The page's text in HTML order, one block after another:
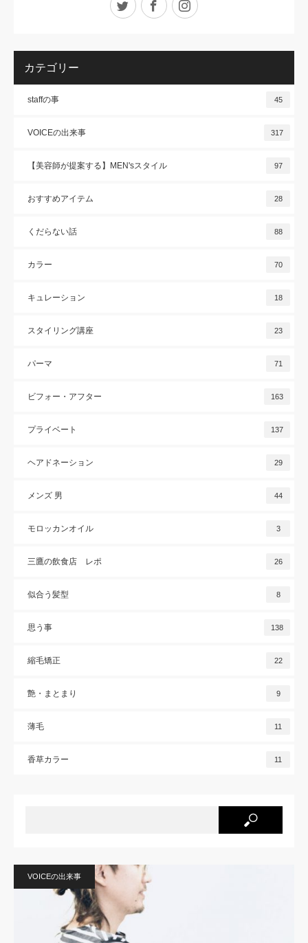
カテゴリー
staffの事 45
VOICEの出来事 317
【美容師が提案する】MEN'sスタイル 97
おすすめアイテム 28
くだらない話 88
カラー 70
キュレーション 18
スタイリング講座 23
パーマ 71
ビフォー・アフター 163
プライベート 137
ヘアドネーション 29
メンズ 男 44
モロッカンオイル 3
三鷹の飲食店 レポ 26
似合う髪型 8
思う事 138
縮毛矯正 22
艶・まとまり 9
薄毛 11
香草カラー 11
VOICEの出来事